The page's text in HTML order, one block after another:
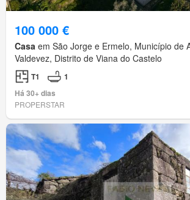
100 000 €
Casa em São Jorge e Ermelo, Município de
Valdevez, Distrito de Viana do Castelo
T1
1
Há 30+ dias
PROPERSTAR